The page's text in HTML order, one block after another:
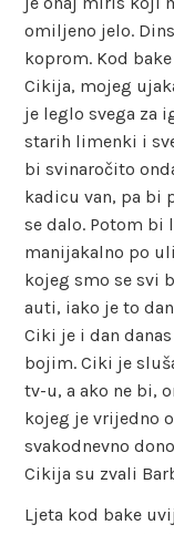
omiljeno jelo.
koprom. Kod
Cikija, mojeg
je leglo svega za
starih limenki i
bi svinaročito
kadicu van, pa bi
se dalo. Potom
manijakalno po
kojeg smo se svi
auti, iako je to
Ciki je i dan
bojim. Ciki je
tv-u, a ako ne bi,
kojeg je vrijedno
svakodnevno
Cikija su zvali
Ljeta kod bake